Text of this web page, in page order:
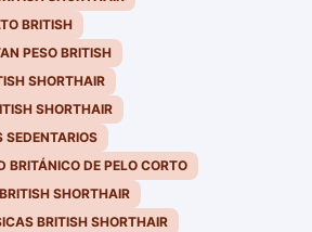
BRITISH
PESO BRITISH
SHORTHAIR
SHORTHAIR
SEDENTARIOS
BRITÁNICO DE PELO CORTO
SHORTHAIR
BRITISH SHORTHAIR